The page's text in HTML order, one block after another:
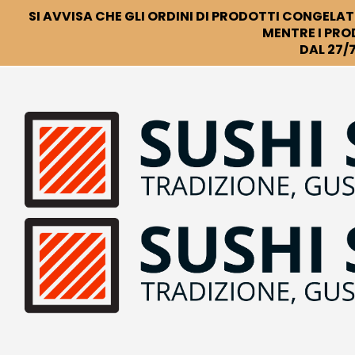
SI AVVISA CHE GLI ORDINI DI PRODOTTI
MENTRE I
DAL 27/